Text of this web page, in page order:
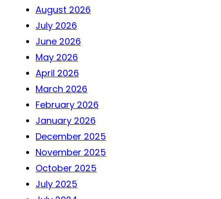
August 2026
July 2026
June 2026
May 2026
April 2026
March 2026
February 2026
January 2026
December 2025
November 2025
October 2025
July 2025